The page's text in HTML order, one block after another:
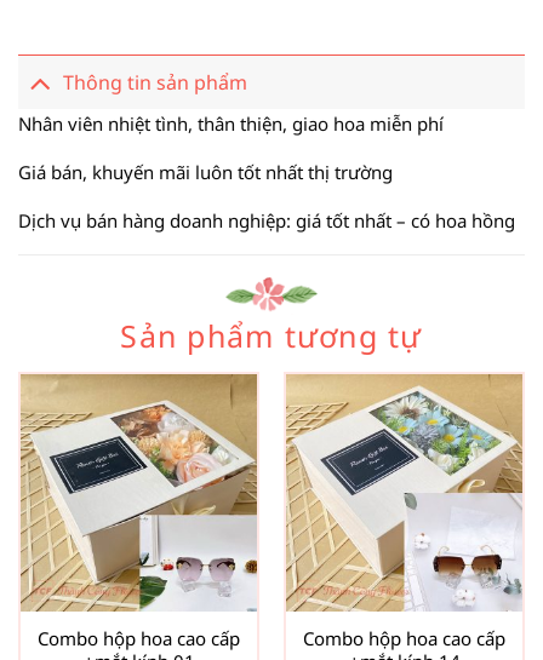
Thông tin sản phẩm
Nhân viên nhiệt tình, thân thiện, giao hoa miễn phí
Giá bán, khuyến mãi luôn tốt nhất thị trường
Dịch vụ bán hàng doanh nghiệp: giá tốt nhất – có hoa hồng
Sản phẩm tương tự
Combo hộp hoa cao cấp
Combo hộp hoa cao cấp